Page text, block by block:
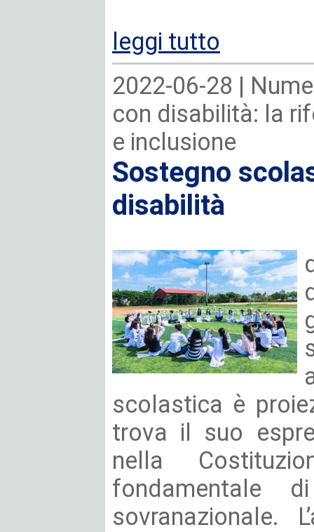
leggi tutto
2022-06-28 |
con disabilità: la
e inclusione
Sostegno
disabilità
scolastica è
trova il suo
nella
fondamentale
sovranazionale.